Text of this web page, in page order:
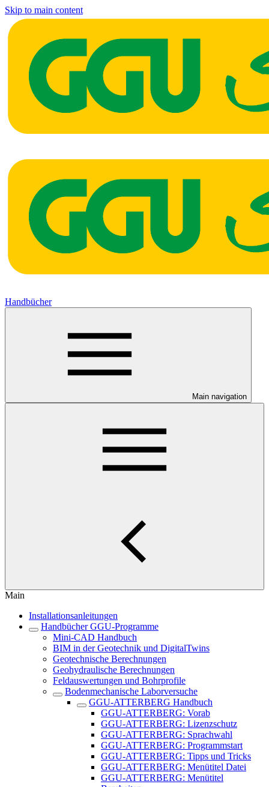
Skip to main content
Handbücher
Main navigation
Main
Installationsanleitungen
Handbücher GGU-Programme
Mini-CAD Handbuch
BIM in der Geotechnik und DigitalTwins
Geotechnische Berechnungen
Geohydraulische Berechnungen
Feldauswertungen und Bohrprofile
Bodenmechanische Laborversuche
GGU-ATTERBERG Handbuch
GGU-ATTERBERG: Vorab
GGU-ATTERBERG: Lizenzschutz
GGU-ATTERBERG: Sprachwahl
GGU-ATTERBERG: Programmstart
GGU-ATTERBERG: Tipps und Tricks
GGU-ATTERBERG: Menütitel Datei
GGU-ATTERBERG: Menütitel